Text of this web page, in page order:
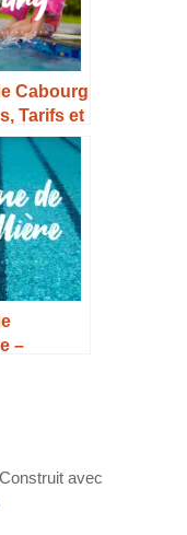
Cabourg
Tarifs et
–
avec